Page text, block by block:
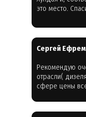
это место.
Cергей
Рекомендую
отрасли(
сфере цены